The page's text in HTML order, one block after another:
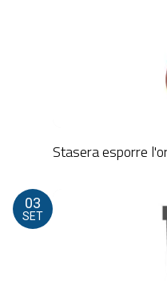
Stasera esporre
03
SET